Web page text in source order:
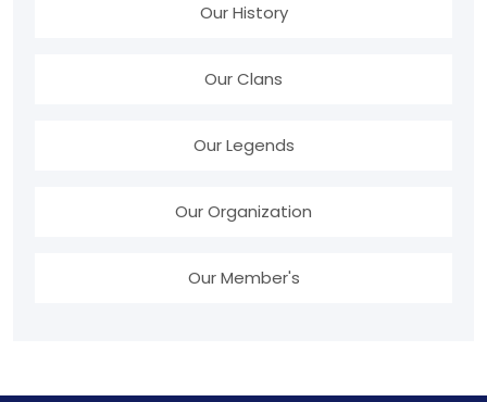
Our History
Our Clans
Our Legends
Our Organization
Our Member's